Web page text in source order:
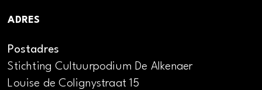
ADRES
Postadres
Stichting Cultuurpodium De Alkenaer
Louise de Colignystraat 15